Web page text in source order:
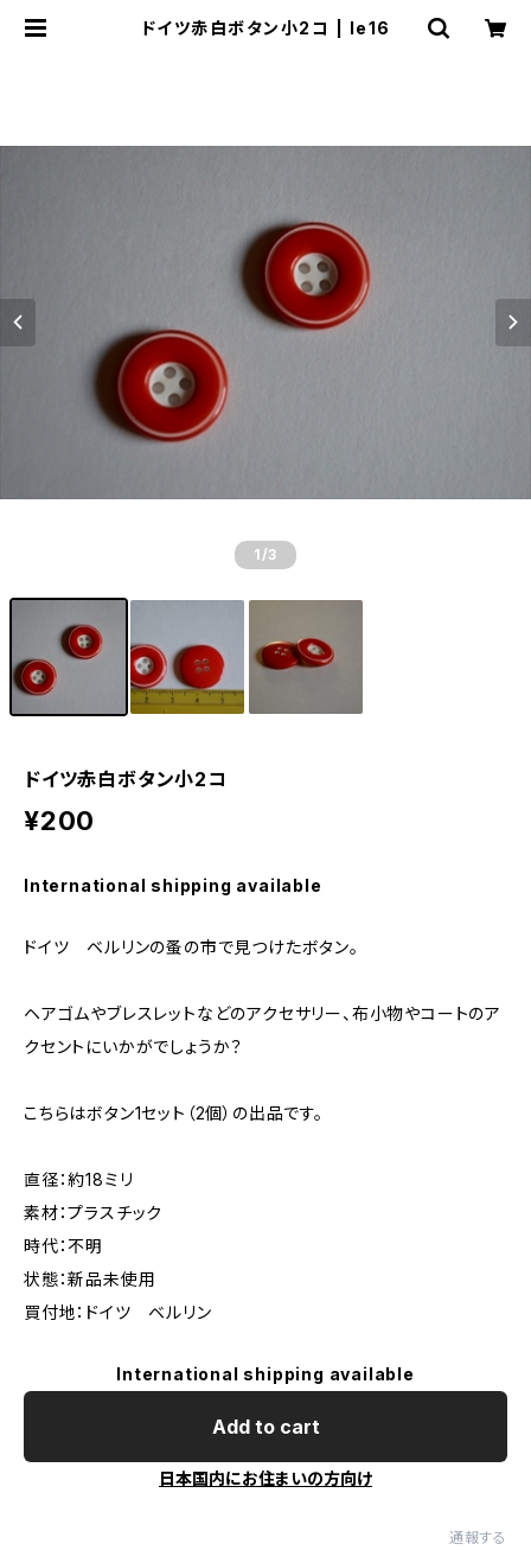
ドイツ赤白ボタン小2コ | le16
1 /3
ドイツ赤白ボタン小2コ
¥200
International shipping available
ドイツ ベルリンの蚤の市で見つけたボタン。
ヘアゴムやブレスレットなどのアクセサリー、布小物やコートのア
クセントにいかがでしょうか？
こちらはボタン1セット（2個）の出品です。
直径：約18ミリ
素材：プラスチック
時代：不明
状態：新品未使用
買付地：ドイツ ベルリン
International shipping available
Add to cart
日本国内にお住まいの方向け
通報する